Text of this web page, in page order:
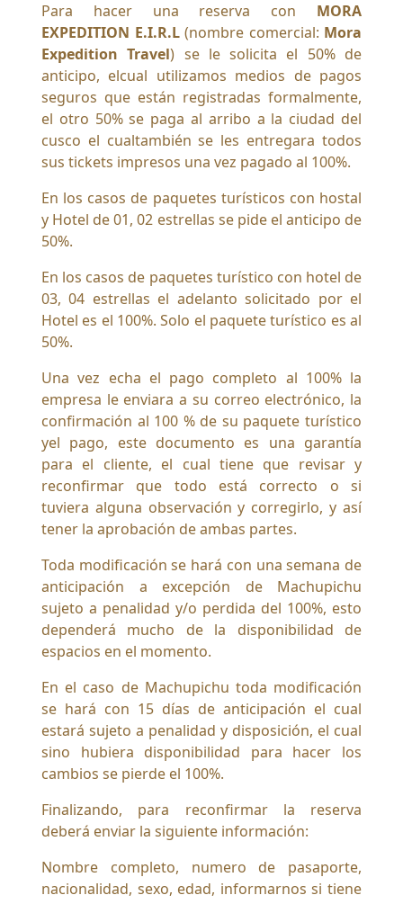
CUSCO
DAYS
Para hacer una reserva con MORA
EXPEDITION E.I.R.L (nombre comercial: Mora
Expedition Travel) se le solicita el 50% de
anticipo, elcual utilizamos medios de pagos
seguros que están registradas formalmente,
el otro 50% se paga al arribo a la ciudad del
cusco el cualtambién se les entregara todos
sus tickets impresos una vez pagado al 100%.
En los casos de paquetes turísticos con hostal
y Hotel de 01, 02 estrellas se pide el anticipo de
50%.
En los casos de paquetes turístico con hotel de
03, 04 estrellas el adelanto solicitado por el
Hotel es el 100%. Solo el paquete turístico es al
50%.
Una vez echa el pago completo al 100% la
empresa le enviara a su correo electrónico, la
confirmación al 100 % de su paquete turístico
yel pago, este documento es una garantía
para el cliente, el cual tiene que revisar y
reconfirmar que todo está correcto o si
tuviera alguna observación y corregirlo, y así
tener la aprobación de ambas partes.
Toda modificación se hará con una semana de
anticipación a excepción de Machupichu
sujeto a penalidad y/o perdida del 100%, esto
dependerá mucho de la disponibilidad de
espacios en el momento.
En el caso de Machupichu toda modificación
se hará con 15 días de anticipación el cual
estará sujeto a penalidad y disposición, el cual
sino hubiera disponibilidad para hacer los
cambios se pierde el 100%.
Finalizando, para reconfirmar la reserva
deberá enviar la siguiente información:
Nombre completo, numero de pasaporte,
nacionalidad, sexo, edad, informarnos si tiene